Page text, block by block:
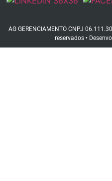
AG GERENCIAMENTO CNPJ
reservados •